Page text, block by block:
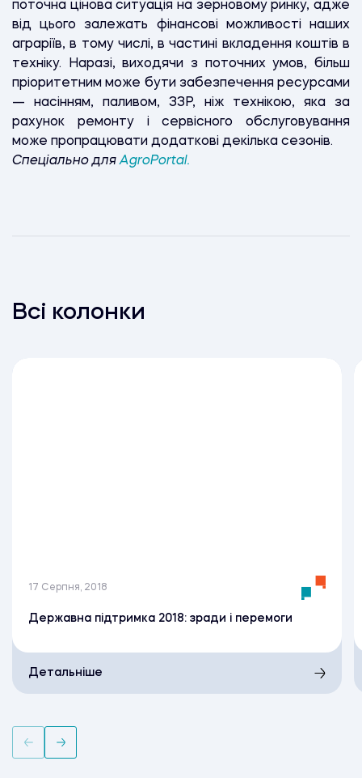
поточна цінова ситуація на зерновому ринку, адже
від цього залежать фінансові можливості наших
аграріїв, в тому числі, в частині вкладення коштів в
техніку. Наразі, виходячи з поточних умов, більш
пріоритетним може бути забезпечення ресурсами
— насінням, паливом, ЗЗР, ніж технікою, яка за
рахунок ремонту і сервісного обслуговування
може пропрацювати додаткові декілька сезонів.
Спеціально дляAgroPortal.
Всі колонки
17 Серпня, 2018
Державна підтримка 2018: зради і перемоги
Детальніше